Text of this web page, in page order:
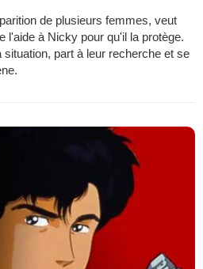
de plusieurs femmes, veut
l'aide à Nicky pour qu'il la protège.
situation, part à leur recherche et se